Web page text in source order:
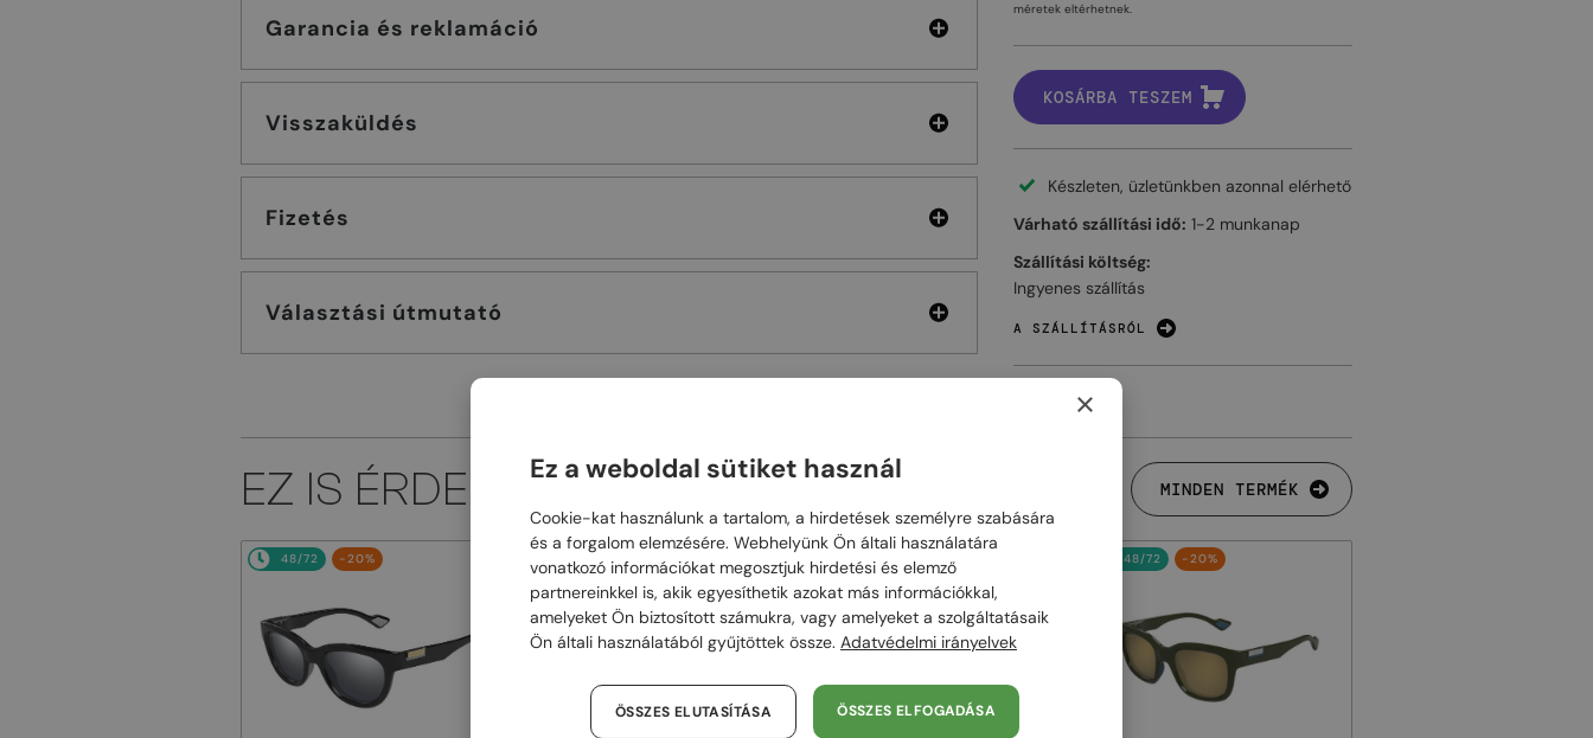
Garancia és reklamáció
Visszaküldés
Fizetés
Választási útmutató
méretek eltérhetnek.
KOSÁRBA TESZEM
Készleten, üzletünkben azonnal elérhető
Várható szállítási idő: 1-2 munkanap
Szállítási költség:
Ingyenes szállítás
A SZÁLLÍTÁSRÓL
EZ IS ÉRDEKELHET MINDEN TERMÉK
48/72 -20% 48/72 -20% 48/72 -20% 48/72 -20%
×
Ez a weboldal sütiket használ
Cookie-kat használunk a tartalom, a hirdetések személyre szabására
és a forgalom elemzésére. Webhelyünk Ön általi használatára
vonatkozó információkat megosztjuk hirdetési és elemző
partnereinkkel is, akik egyesíthetik azokat más információkkal,
amelyeket Ön biztosított számukra, vagy amelyeket a szolgáltatásaik
Ön általi használatából gyűjtöttek össze. Adatvédelmi irányelvek
ÖSSZES ELFOGADÁSA
ÖSSZES ELUTASÍTÁSA